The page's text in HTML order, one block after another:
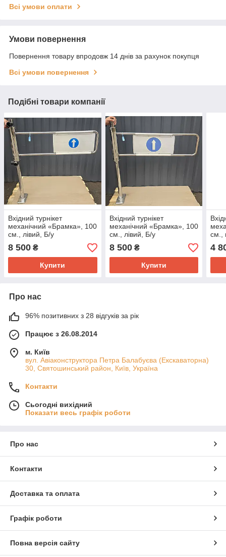
Всі умови оплати
Умови повернення
Повернення товару впродовж 14 днів за рахунок покупця
Всі умови повернення
Подібні товари компанії
Вхідний турнікет
механічний «Брамка», 100
см., лівий, Б/у
8 500 ₴
Купити
Вхідний турнікет
механічний «Брамка», 100
см., лівий, Б/у
8 500₴
Купити
см.,
4
Про нас
96% позитивних з 28 відгуків за рік
Працює з 26.08.2014
м. Київ
вул. Авіаконструктора Петра Балабуєва (Екскаваторна)
30, Святошинський район, Київ, Україна
Контакти
Сьогодні вихідний
Показати весь графік роботи
Про нас
Контакти
Доставка та оплата
Графік роботи
Повна версія сайту